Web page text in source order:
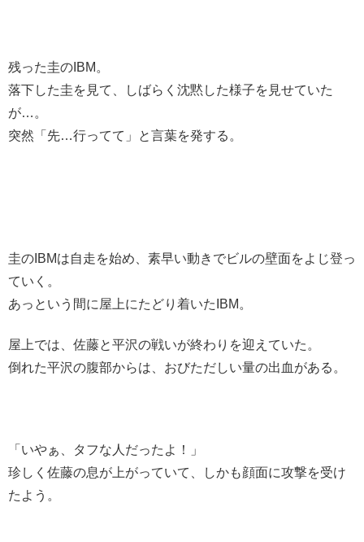
残った圭のIBM。
落下した圭を見て、しばらく沈黙した様子を見せていた
が…。
突然「先…行ってて」と言葉を発する。
圭のIBMは自走を始め、素早い動きでビルの壁面をよじ登っ
ていく。
あっという間に屋上にたどり着いたIBM。
屋上では、佐藤と平沢の戦いが終わりを迎えていた。
倒れた平沢の腹部からは、おびただしい量の出血がある。
「いやぁ、タフな人だったよ！」
珍しく佐藤の息が上がっていて、しかも顔面に攻撃を受け
たよう。